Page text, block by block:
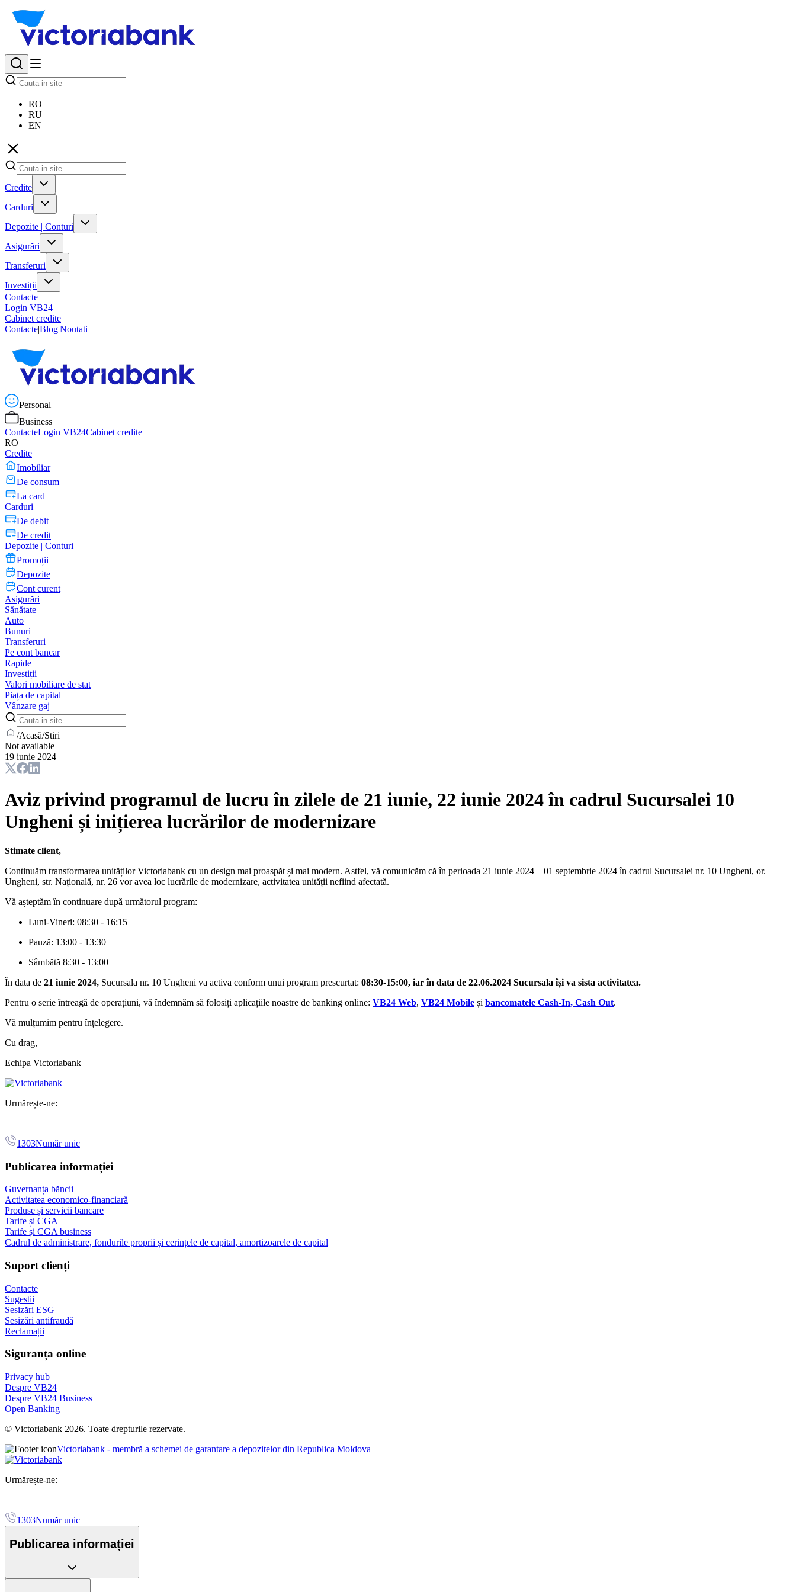
RO
RU
EN
Credite
Carduri
Depozite | Conturi
Asigurări
Transferuri
Investiții
Contacte
Login VB24
Cabinet credite
Contacte|Blog|Noutati
Personal
Business
ContacteLogin VB24Cabinet credite
RO
Credite
Imobiliar
De consum
La card
Carduri
De debit
De credit
Depozite | Conturi
Promoții
Depozite
Cont curent
Asigurări
Sănătate
Auto
Bunuri
Transferuri
Pe cont bancar
Rapide
Investiții
Valori mobiliare de stat
Piața de capital
Vânzare gaj
/Acasă/Stiri
Not available
19 iunie 2024
Aviz privind programul de lucru în zilele de 21 iunie, 22 iunie 2024 în cadrul Sucursalei 10
Ungheni și inițierea lucrărilor de modernizare
Stimate client,
Continuăm transformarea unităților Victoriabank cu un design mai proaspăt și mai modern. Astfel, vă comunicăm că în perioada 21 iunie 2024 – 01 septembrie 2024 în cadrul Sucursalei nr. 10 Ungheni, or.
Ungheni, str. Națională, nr. 26 vor avea loc lucrările de modernizare, activitatea unității nefiind afectată.
Vă așteptăm în continuare după următorul program:
Luni-Vineri: 08:30 - 16:15
Pauză: 13:00 - 13:30
Sâmbătă 8:30 - 13:00
În data de 21 iunie 2024, Sucursala nr. 10 Ungheni va activa conform unui program prescurtat: 08:30-15:00, iar în data de 22.06.2024 Sucursala își va sista activitatea.
Pentru o serie întreagă de operațiuni, vă îndemnăm să folosiți aplicațiile noastre de banking online: VB24 Web, VB24 Mobile și bancomatele Cash-In, Cash Out.
Vă mulțumim pentru înțelegere.
Cu drag,
Echipa Victoriabank
Urmărește-ne:
1303Număr unic
Publicarea informației
Guvernanța băncii
Activitatea economico-financiară
Produse și servicii bancare
Tarife și CGA
Tarife și CGA business
Cadrul de administrare, fondurile proprii și cerințele de capital, amortizoarele de capital
Suport clienți
Contacte
Sugestii
Sesizări ESG
Sesizări antifraudă
Reclamații
Siguranța online
Privacy hub
Despre VB24
Despre VB24 Business
Open Banking
© Victoriabank 2026. Toate drepturile rezervate.
Victoriabank - membră a schemei de garantare a depozitelor din Republica Moldova
Urmărește-ne:
1303Număr unic
Publicarea informației